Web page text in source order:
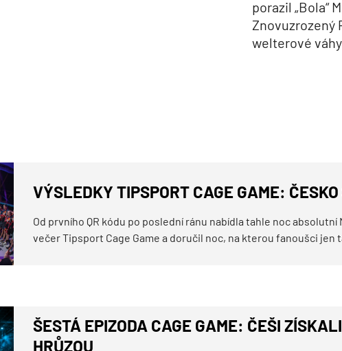
porazil „Bola“
Znovuzrozený
welterové
VÝSLEDKY TIPSPORT CAGE GAME:
Od prvního QR kódu po poslední ránu nabídla tahle noc
večer Tipsport Cage Game a doručil noc, na kterou fanoušci jen
ŠESTÁ EPIZODA CAGE GAME: ČEŠI
HRŮZOU